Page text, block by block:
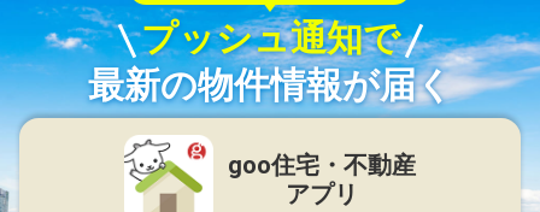
プッシュ通知で
最新の物件情報が届く
goo住宅・不動産
アプリ